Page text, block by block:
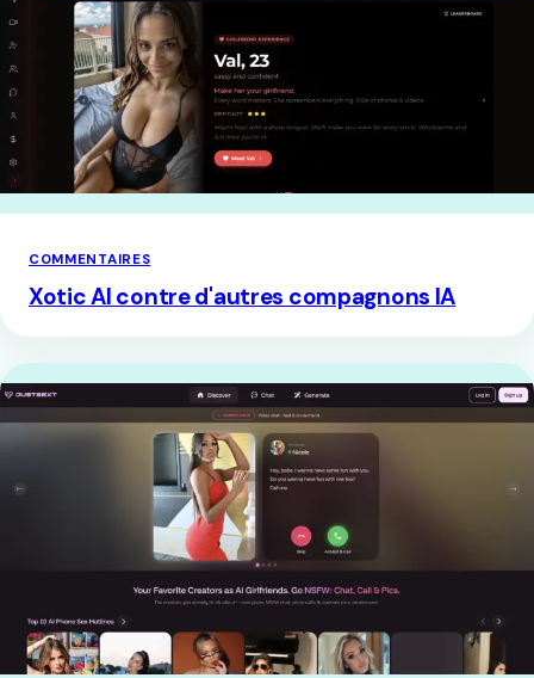
COMMENTAIRES
Xotic AI contre d'autres compagnons IA